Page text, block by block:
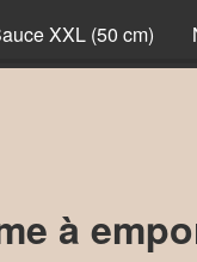
XXL (50 cm)
à